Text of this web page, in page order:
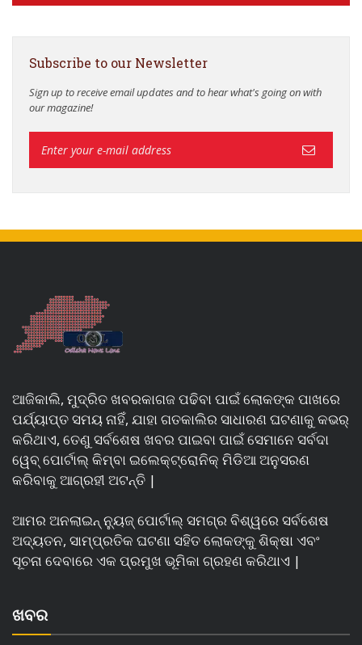
Subscribe to our Newsletter
Sign up to receive email updates and to hear what's going on with
our magazine!
ଆଜିକାଲି, ମୁଦ୍ରିତ ଖବରକାଗଜ ପଢିବା ପାଇଁ ଲୋକଙ୍କ ପାଖରେ
ପର୍ଯ୍ୟାପ୍ତ ସମୟ ନାହିଁ, ଯାହା ଗତକାଲିର ସାଧାରଣ ଘଟଣାକୁ କଭର୍
କରିଥାଏ, ତେଣୁ ସର୍ବଶେଷ ଖବର ପାଇବା ପାଇଁ ସେମାନେ ସର୍ବଦା
ୱେବ୍ ପୋର୍ଟାଲ୍ କିମ୍ବା ଇଲେକ୍ଟ୍ରୋନିକ୍ ମିଡିଆ ଅନୁସରଣ
କରିବାକୁ ଆଗ୍ରହୀ ଅଟନ୍ତି |
ଆମର ଅନଲାଇନ୍ ନ୍ୟୁଜ୍ ପୋର୍ଟାଲ୍ ସମଗ୍ର ବିଶ୍ୱରେ ସର୍ବଶେଷ
ଅଦ୍ୟତନ, ସାମ୍ପ୍ରତିକ ଘଟଣା ସହିତ ଲୋକଙ୍କୁ ଶିକ୍ଷା ଏବଂ
ସୂଚନା ଦେବାରେ ଏକ ପ୍ରମୁଖ ଭୂମିକା ଗ୍ରହଣ କରିଥାଏ |
ଖବର